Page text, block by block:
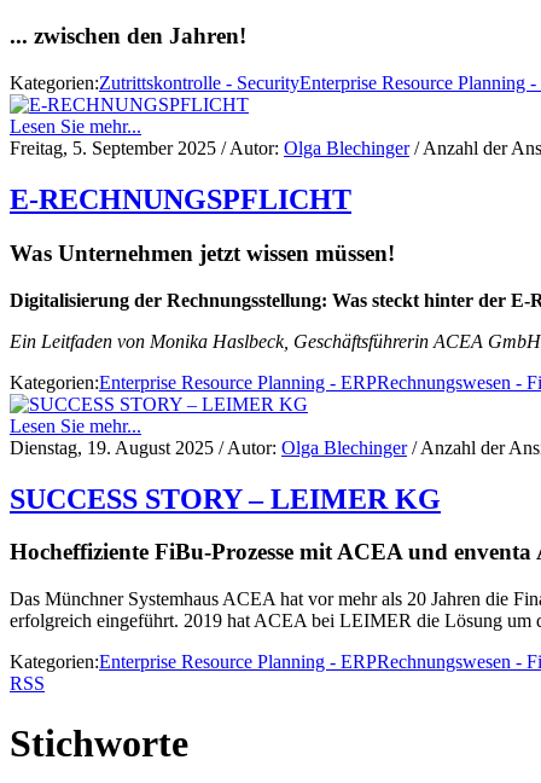
... zwischen den Jahren!
Kategorien:Zutrittskontrolle - SecurityEnterprise Resource Planning
Lesen Sie mehr...
Freitag, 5. September 2025 / Autor: Olga Blechinger/ Anzahl der
E-RECHNUNGSPFLICHT
Was Unternehmen jetzt wissen müssen!
Digitalisierung der Rechnungsstellung: Was steckt hinter der E-
Ein Leitfaden von Monika Haslbeck, Geschäftsführerin ACEA GmbH
Kategorien:Enterprise Resource Planning - ERPRechnungswesen -
Lesen Sie mehr...
Dienstag, 19. August 2025 / Autor: Olga Blechinger/ Anzahl der
SUCCESS STORY – LEIMER KG
Hocheffiziente FiBu-Prozesse mit ACEA und enventa
Das Münchner Systemhaus ACEA hat vor mehr als 20 Jahren die
erfolgreich eingeführt. 2019 hat ACEA bei LEIMER die Lösung um
Kategorien:Enterprise Resource Planning - ERPRechnungswesen -
RSS
Stichworte